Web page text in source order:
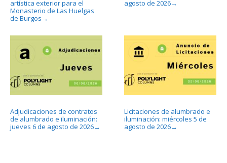
artística exterior para el
Monasterio de Las Huelgas
de Burgos →
agosto de 2026→
Adjudicaciones de contratos
de alumbrado e iluminación:
jueves 6 de agosto de 2026→
Licitaciones de alumbrado e
iluminación: miércoles 5 de
agosto de 2026→